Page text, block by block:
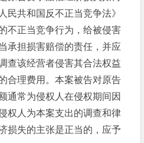
民共和国反不正当竞争法》
不正当竞争行为，给被侵害
承担损害赔偿的责任，并应
查该经营者侵害其合法权益
合理费用。本案被告对原告
通常为侵权人在侵权期间因
权人为本案支出的调查和律
损失的主张是正当的，应予